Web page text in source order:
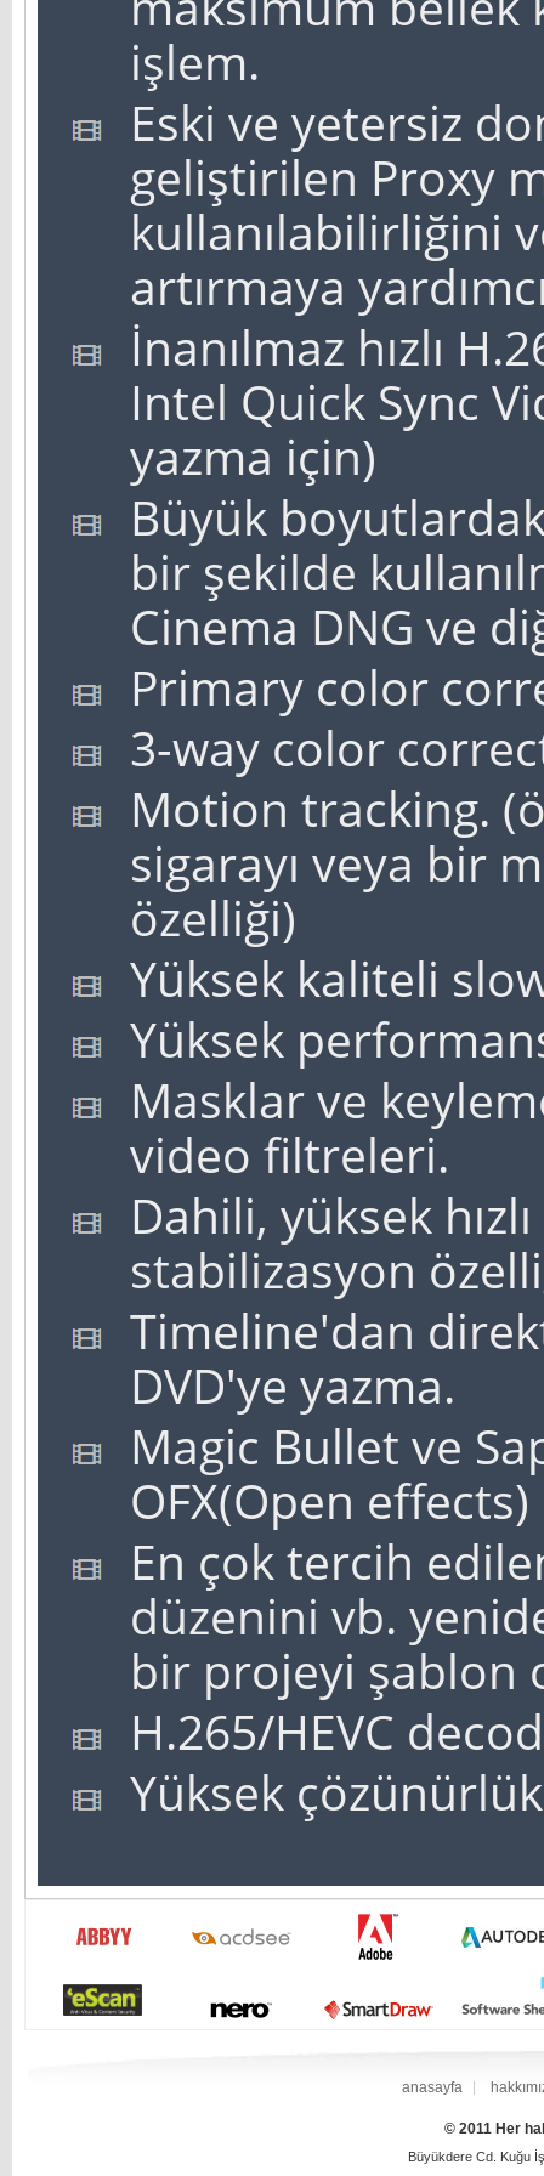
işlem.
Eski ve yetersiz
geliştirilen Proxy
kullanılabilirliğini
artırmaya
İnanılmaz hızlı
Intel Quick Sync
yazma için)
Büyük
bir şekilde
Cinema DNG ve
Primary color
3-way color
Motion tracking.
sigarayı veya bir
özelliği)
Yüksek kaliteli
Yüksek
Masklar ve
video filtreleri.
Dahili, yüksek
stabilizasyon
Timeline'dan
DVD'ye yazma.
Magic Bullet ve
OFX(Open
En çok tercih
düzenini vb.
bir projeyi şablon
H.265/HEVC
Yüksek
anasayfa
© 2011 Her
Büyükdere Cd. Kuğu